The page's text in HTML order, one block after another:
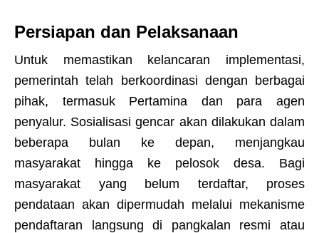
Persiapan dan Pelaksanaan
Untuk memastikan kelancaran implementasi,
pemerintah telah berkoordinasi dengan berbagai
pihak, termasuk Pertamina dan para agen
penyalur. Sosialisasi gencar akan dilakukan dalam
beberapa bulan ke depan, menjangkau
masyarakat hingga ke pelosok desa. Bagi
masyarakat yang belum terdaftar, proses
pendataan akan dipermudah melalui mekanisme
pendaftaran langsung di pangkalan resmi atau